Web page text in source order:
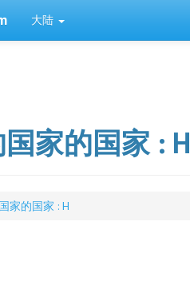
大陆
家的国家 : H
家的国家 : H